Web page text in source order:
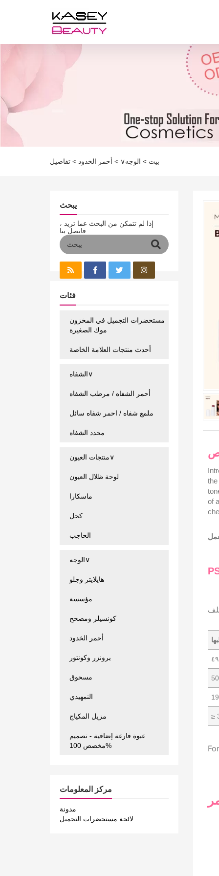
بيت > الوجه∨ > أحمر الخدود > تفاصيل
of
≥
يبحث
إذا لم تتمكن من البحث عما تريد ،
فاتصل بنا
فئات
مستحضرات التجميل في المخزون
موك الصغيرة
أحدث منتجات العلامة الخاصة
الشفاه∨
أحمر الشفاه / مرطب الشفاه
ملمع شفاه / احمر شفاه سائل
محدد الشفاه
منتجات العيون∨
لوحة ظلال العيون
ماسكارا
كحل
الحاجب
الوجه∨
هايلايتر وجلو
مؤسسة
كونسيلر ومصحح
أحمر الخدود
برونزر وكونتور
مسحوق
التمهيدي
مزيل المكياج
عبوة فارغة إضافية - تصميم
مخصص 100%
مركز المعلومات
مدونة
لائحة مستحضرات التجميل